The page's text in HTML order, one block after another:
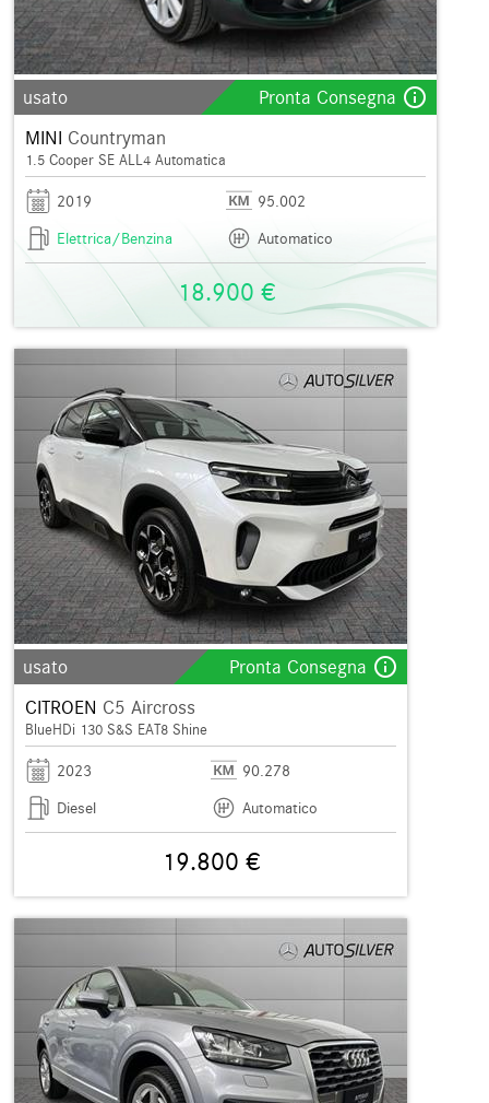
usato Pronta Consegna info_outline
MINI Countryman
1.5 Cooper SE ALL4 Automatica
2019
95.002
Elettrica/Benzina
Automatico
18.900 €
usato Pronta Consegna info_outline
CITROEN C5 Aircross
BlueHDi 130 S&S EAT8 Shine
2023
90.278
Diesel
Automatico
19.800 €